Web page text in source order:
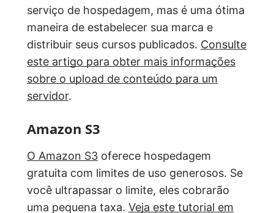
serviço de hospedagem, mas é uma ótima
maneira de estabelecer sua marca e
distribuir seus cursos publicados. Consulte
este artigo para obter mais informações
sobre o upload de conteúdo para um
servidor.
Amazon S3
O Amazon S3 oferece hospedagem
gratuita com limites de uso generosos. Se
você ultrapassar o limite, eles cobrarão
uma pequena taxa. Veja este tutorial em